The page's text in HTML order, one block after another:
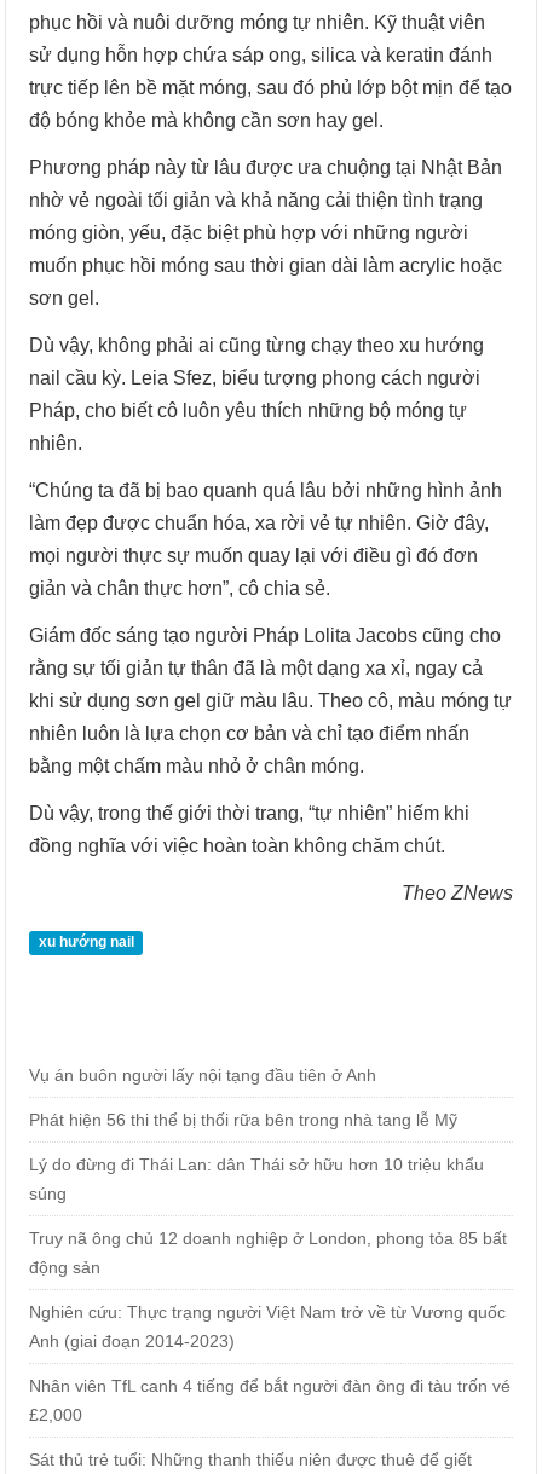
phục hồi và nuôi dưỡng móng tự nhiên. Kỹ thuật viên
sử dụng hỗn hợp chứa sáp ong, silica và keratin đánh
trực tiếp lên bề mặt móng, sau đó phủ lớp bột mịn để tạo
độ bóng khỏe mà không cần sơn hay gel.
Phương pháp này từ lâu được ưa chuộng tại Nhật Bản
nhờ vẻ ngoài tối giản và khả năng cải thiện tình trạng
móng giòn, yếu, đặc biệt phù hợp với những người
muốn phục hồi móng sau thời gian dài làm acrylic hoặc
sơn gel.
Dù vậy, không phải ai cũng từng chạy theo xu hướng
nail cầu kỳ. Leia Sfez, biểu tượng phong cách người
Pháp, cho biết cô luôn yêu thích những bộ móng tự
nhiên.
“Chúng ta đã bị bao quanh quá lâu bởi những hình ảnh
làm đẹp được chuẩn hóa, xa rời vẻ tự nhiên. Giờ đây,
mọi người thực sự muốn quay lại với điều gì đó đơn
giản và chân thực hơn”, cô chia sẻ.
Giám đốc sáng tạo người Pháp Lolita Jacobs cũng cho
rằng sự tối giản tự thân đã là một dạng xa xỉ, ngay cả
khi sử dụng sơn gel giữ màu lâu. Theo cô, màu móng tự
nhiên luôn là lựa chọn cơ bản và chỉ tạo điểm nhấn
bằng một chấm màu nhỏ ở chân móng.
Dù vậy, trong thế giới thời trang, “tự nhiên” hiếm khi
đồng nghĩa với việc hoàn toàn không chăm chút.
Theo ZNews
xu hướng nail
Vụ án buôn người lấy nội tạng đầu tiên ở Anh
Phát hiện 56 thi thể bị thối rữa bên trong nhà tang lễ Mỹ
Lý do đừng đi Thái Lan: dân Thái sở hữu hơn 10 triệu khẩu
súng
Truy nã ông chủ 12 doanh nghiệp ở London, phong tỏa 85 bất
động sản
Nghiên cứu: Thực trạng người Việt Nam trở về từ Vương quốc
Anh (giai đoạn 2014-2023)
Nhân viên TfL canh 4 tiếng để bắt người đàn ông đi tàu trốn vé
£2,000
Sát thủ trẻ tuổi: Những thanh thiếu niên được thuê để giết